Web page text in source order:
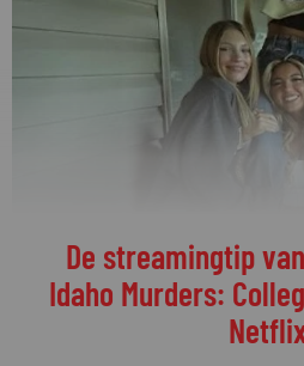
De streamingtip
Idaho Murders: